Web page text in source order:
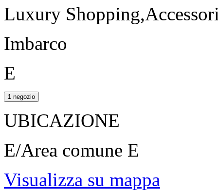
Luxury
Imbarco
E
1 negozio
UBICAZIONE
E/Area comune E
Visualizza su mappa